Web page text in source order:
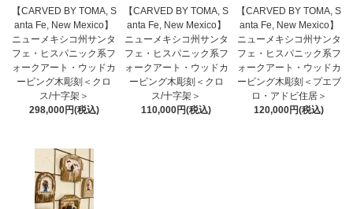
【CARVED BY TOMA, S
anta Fe, New Mexico】
ニューメキシコ州サンタ
フェ・ヒスパニック系フ
ォークアート・ウッドカ
ービング木彫刻＜クロ
ス/十字架＞
298,000円(税込)
【CARVED BY TOMA, S
anta Fe, New Mexico】
ニューメキシコ州サンタ
フェ・ヒスパニック系フ
ォークアート・ウッドカ
ービング木彫刻＜クロ
ス/十字架＞
110,000円(税込)
【CARVED BY TOMA, S
anta Fe, New Mexico】
ニューメキシコ州サンタ
フェ・ヒスパニック系フ
ォークアート・ウッドカ
ービング木彫刻＜プエブ
ロ・アドビ住居＞
120,000円(税込)